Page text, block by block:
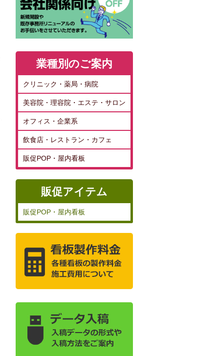
業種別のご案内
クリニック・薬局・病院
美容院・理容院・エステ・サロン
オフィス・企業系
飲食店・レストラン・カフェ
販促POP・屋内看板
販促アイテム
販促POP・屋内看板